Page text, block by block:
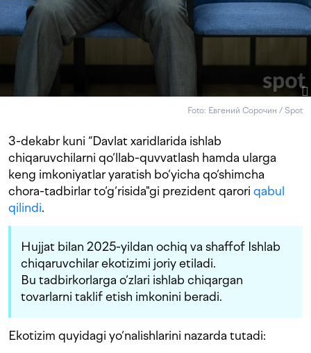
Foto: Евгений Сорочин / Spot
3-dekabr kuni “Davlat xaridlarida ishlab
chiqaruvchilarni qo‘llab-quvvatlash hamda ularga
keng imkoniyatlar yaratish bo‘yicha qo‘shimcha
chora-tadbirlar to‘g‘risida"gi prezident qarori qabul
qilindi.
Hujjat bilan 2025-yildan ochiq va shaffof Ishlab
chiqaruvchilar ekotizimi joriy etiladi.
Bu tadbirkorlarga o‘zlari ishlab chiqargan
tovarlarni taklif etish imkonini beradi.
Ekotizim quyidagi yo‘nalishlarini nazarda tutadi: